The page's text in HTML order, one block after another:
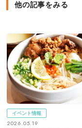
他の記事をみる
イベント情報
2026.05.19